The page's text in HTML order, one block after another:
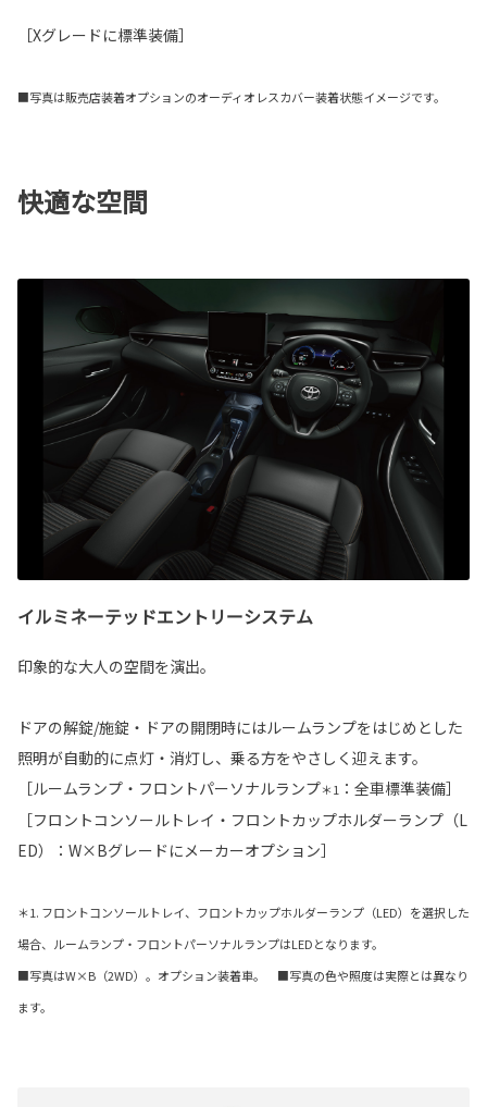
［Xグレードに標準装備］
■写真は販売店装着オプションのオーディオレスカバー装着状態イメージです。
快適な空間
イルミネーテッドエントリーシステム
印象的な大人の空間を演出。
ドアの解錠/施錠・ドアの開閉時にはルームランプをはじめとした
照明が自動的に点灯・消灯し、乗る方をやさしく迎えます。
［ルームランプ・フロントパーソナルランプ＊1 ：全車標準装備］
［フロントコンソールトレイ・フロントカップホルダーランプ（L
ED）：W×Bグレードにメーカーオプション］
＊1. フロントコンソールトレイ、フロントカップホルダーランプ（LED）を選択した
場合、ルームランプ・フロントパーソナルランプはLEDとなります。
■写真はW×B（2WD）。オプション装着車。 ■写真の色や照度は実際とは異なり
ます。